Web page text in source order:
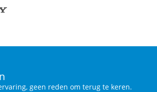
geen reden om terug te keren.